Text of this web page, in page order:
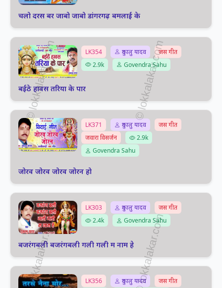
चलो दरस बर जाबो जाबो डांगरगढ़ बमलाई के
LK354 दुकालु यादव
जस गीत
2.9k
Govendra Sahu
बईठे हावस तरिया के पार
LK371 दुकालु यादव
जस गीत
जवारा विसर्जन
2.9k
Govendra Sahu
जोरव जोरव जोरव जोरन हो
LK303 दुकालु यादव
जस गीत
2.4k
Govendra Sahu
बजरंगबली बजरंगबली गली गली म नाम हे
LK356 दुकालु यादव जस गीत